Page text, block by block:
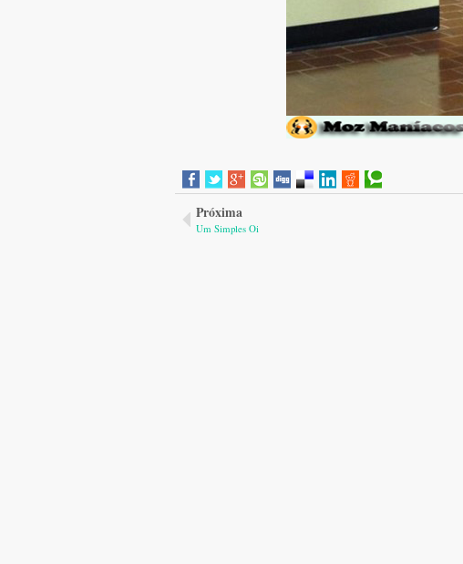
Próxima
Um Simples Oi